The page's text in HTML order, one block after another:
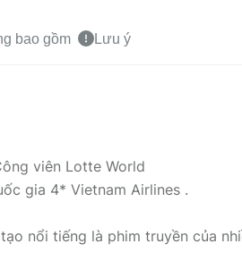
bao gồm Lưu ý
viên Lotte World
gia 4* Vietnam Airlines .
nổi tiếng là phim truyền của